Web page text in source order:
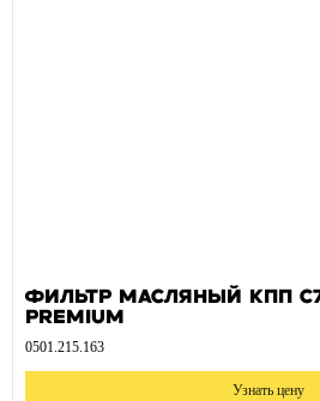
Фильтр масляный КПП
PREMIUM
0501.215.163
Узнать цену